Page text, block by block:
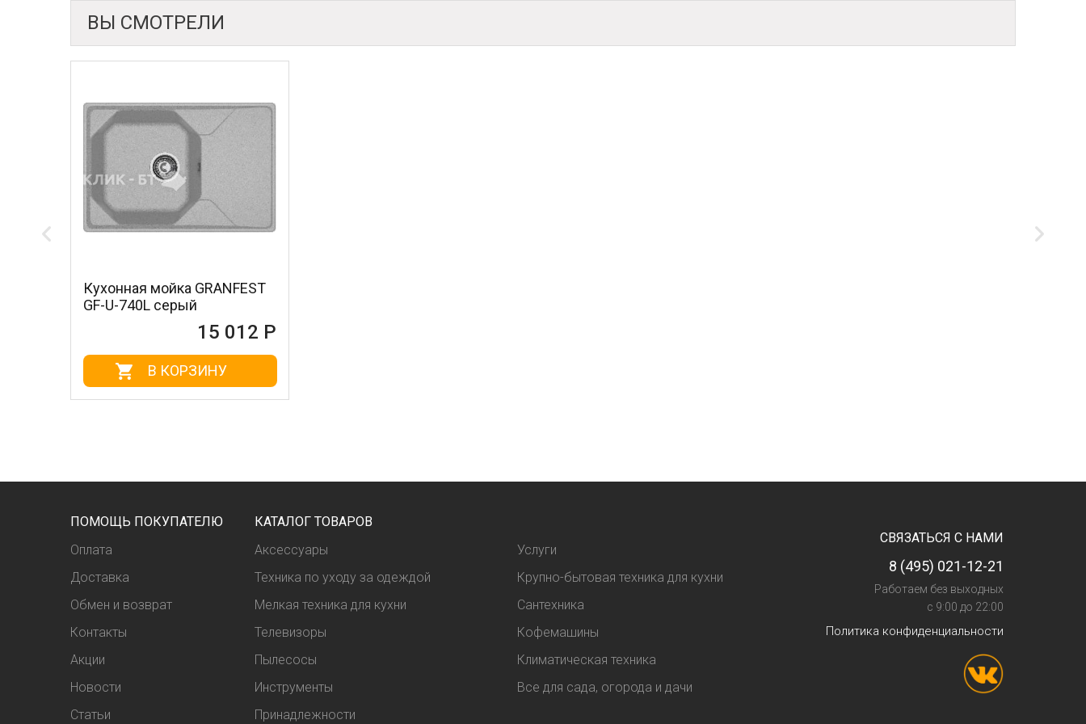
ВЫ СМОТРЕЛИ
Кухонная мойка GRANFEST
GF-U-740L серый
15 012 Р
В КОРЗИНУ
ПОМОЩЬ ПОКУПАТЕЛЮ
Оплата
Доставка
Обмен и возврат
Контакты
Акции
Новости
Статьи
СВЯЗАТЬСЯ С НАМИ
8 (495) 021-12-21
Работаем без выходных
с 9:00 до 22:00
Политика конфиденциальности
КАТАЛОГ ТОВАРОВ
Аксессуары
Услуги
Техника по уходу за одеждой
Крупно-бытовая техника для кухни
Мелкая техника для кухни
Сантехника
Телевизоры
Кофемашины
Пылесосы
Климатическая техника
Инструменты
Все для сада, огорода и дачи
Принадлежности